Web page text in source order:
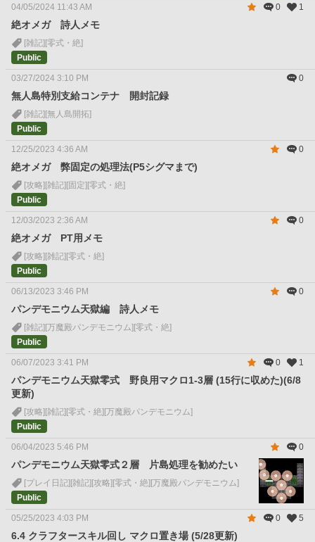
04/05/2024 11:43 AM 0 1
絶オメガ 詩人メモ
[雑記] [零式・絶]
Public
03/27/2024 3:10 PM 0
無人島特別支給コンテナ 開封記録
[雑記] [無人島開拓]
Public
12/25/2023 4:36 AM 0
絶オメガ 弊固定の処理法(P5シグマまで)
[攻略] [雑記] [固定] [零式・絶]
Public
12/03/2023 2:36 AM 0
絶オメガ PT用メモ
[攻略] [雑記] [零式・絶]
Public
06/13/2023 3:46 PM 0
パンデモニウム天獄編 詩人メモ
[雑記] [万魔殿パンデモニウム] [零式・絶]
Public
06/07/2023 3:41 PM 0 1
パンデモニウム天獄零式 野良用マクロ1-3層 (15行に収めた)(6/8
更新)
[攻略] [雑記] [零式・絶] [万魔殿パンデモニウム]
Public
06/04/2023 5:46 PM 0
パンデモニウム天獄零式２層 片島処理を勧めたい
[プレイ日記] [雑記] [攻略] [零式・絶] [万魔殿パンデモニウム]
Public
05/25/2023 4:03 PM 0 5
6.4 クラフタースキル回し マクロ置き場 (5/28更新)